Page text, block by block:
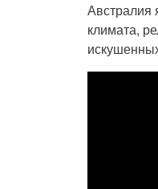
Австралия
климата,